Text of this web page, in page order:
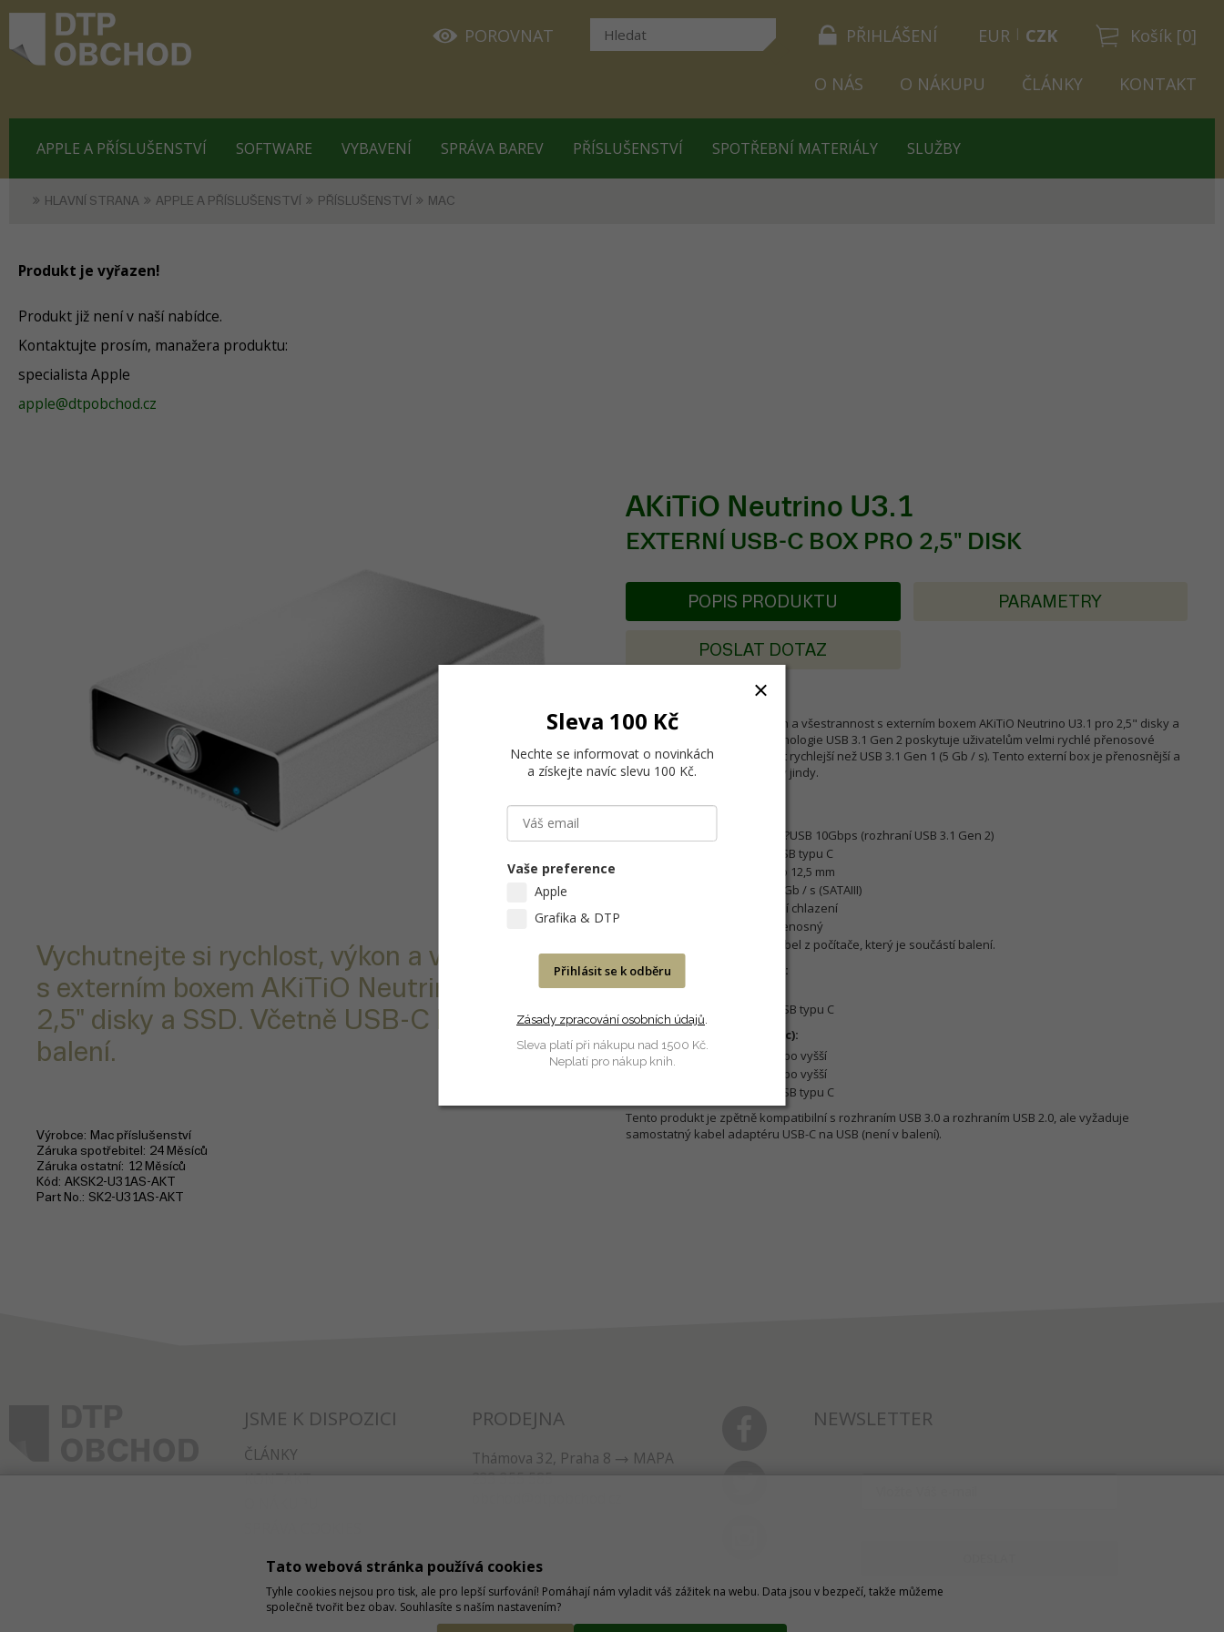
PŘIHLÁŠENÍ Košík [0]
POROVNAT EUR CZK
O NÁS O NÁKUPU ČLÁNKY KONTAKT
APPLE A PŘÍSLUŠENSTVÍ SOFTWARE VYBAVENÍ SPRÁVA BAREV PŘÍSLUŠENSTVÍ SPOTŘEBNÍ MATERIÁLY SLUŽBY
HLAVNÍ STRANA APPLE A PŘÍSLUŠENSTVÍ PŘÍSLUŠENSTVÍ MAC
Produkt je vyřazen!
Produkt již není v naší nabídce.
Kontaktujte prosím, manažera produktu:
specialista Apple
apple@dtpobchod.cz
AKiTiO Neutrino U3.1
EXTERNÍ USB-C BOX PRO 2,5" DISK
Vychutnejte si rychlost, výkon a všestrannost
s externím boxem AKiTiO Neutrino U3.1 pro
2,5" disky a SSD. Včetně USB-C kabelu v
balení.
Výrobce
Mac příslušenství
Záruka spotřebitel
24 Měsíců
Záruka ostatní 12 Měsíců
Kód AKSK2-U31AS-AKT
Part No.
SK2-U31AS-AKT
POPIS PRODUKTU PARAMETRY
POSLAT DOTAZ
Vychutnejte si rychlost, výkon a všestrannost s externím boxem AKiTiO Neutrino U3.1 pro 2,5" disky a
SSD. Inovace nejnovější technologie USB 3.1 Gen 2 poskytuje uživatelům velmi rychlé přenosové
rychlosti až 10 Gb / s, dvakrát rychlejší než USB 3.1 Gen 1 (5 Gb / s). Tento externí box je přenosnější a
snadněji ovladatelný než kdy jindy.
Rozhraní SuperSpeed ??USB 10Gbps (rozhraní USB 3.1 Gen 2)
Reverzibilní konektor USB typu C
Určeno pro disky 2,5" do 12,5 mm
Podporuje disky SATA 6Gb / s (SATAIII)
Velký chladič pro pasivní chlazení
Odolný, kompaktní a přenosný
Napájení přes USB-C kabel z počítače, který je součástí balení.
Systémové požadavky (PC):
Windows 7 nebo vyšší
Počítač s konektorem USB typu C
Systémové požadavky (Mac):
USB 3.1: Mac OS 10.9 nebo vyšší
USB 3.0: Mac OS 10.7 nebo vyšší
Počítač s konektorem USB typu C
Tento produkt je zpětně kompatibilní s rozhraním USB 3.0 a rozhraním USB 2.0, ale vyžaduje
samostatný kabel adaptéru USB-C na USB (není v balení).
JSME K DISPOZICI
ČLÁNKY
KONTAKT
PRODEJNA
Thámova 32, Praha 8
MAPA
233 355 585
NEWSLETTER
Tato webová stránka používá cookies
Tyhle cookies nejsou pro tisk, ale pro lepší surfování! Pomáhají nám vyladit váš zážitek na webu. Data jsou v bezpečí, takže můžeme
společně tvořit bez obav. Souhlasíte s naším nastavením?
Sleva 100 Kč
Nechte se informovat o novinkách
a získejte navíc slevu 100 Kč.
Vaše preference
Apple
Grafika & DTP
Přihlásit se k odběru
Zásady zpracování osobních údajů
Sleva platí při nákupu nad 1500 Kč.
Neplatí pro nákup knih.